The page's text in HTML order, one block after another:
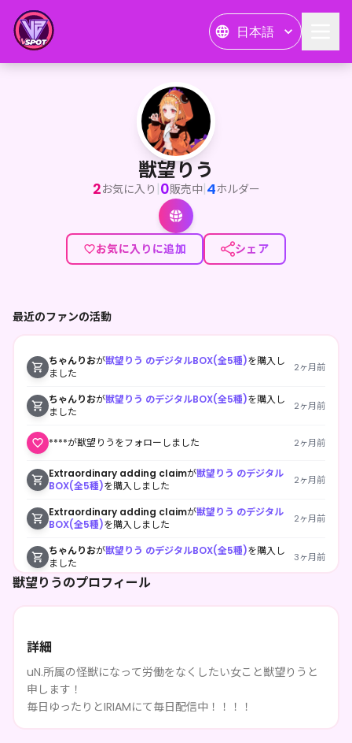
日本語
獣望りう
<p>uN.所属の怪獣になって労働をなくしたい女こと獣望り
獣望りう
2お気に入り |0販売中|4ホルダー
お気に入りに追加 シェア
獣望りうのプロフィール
詳細
uN.所属の怪獣になって労働をなくしたい女こと獣望りうと
申します！
毎日ゆったりとIRIAMにて毎日配信中！！！！
最近のファンの活動
ちゃんりおが獣望りう のデジタルBOX(全5種)を購入し
ました
2ヶ月前
ちゃんりおが獣望りう のデジタルBOX(全5種)を購入し
ました
2ヶ月前
****が獣望りうをフォローしました 2ヶ月前
Extraordinary adding claimが獣望りう のデジタル
BOX(全5種)を購入しました 2ヶ月前
Extraordinary adding claimが獣望りう のデジタル
BOX(全5種)を購入しました 2ヶ月前
ちゃんりおが獣望りう のデジタルBOX(全5種)を購入し
ました
3ヶ月前
ちゃんりおが獣望りう のデジタルBOX(全5種)
ました
****が獣望りうをフォローしました 3ヶ月前
にゃにーが獣望りう のデジタルBOX(全5種)
を購入しま
した